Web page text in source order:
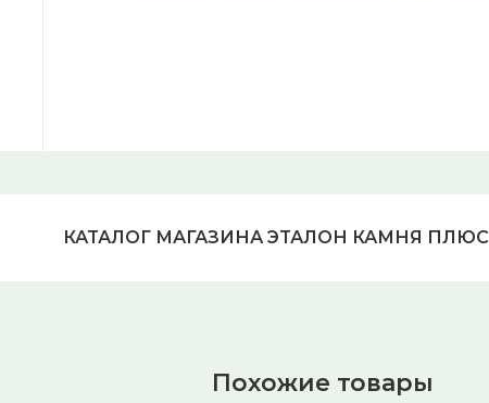
КАТАЛОГ МАГАЗИНА ЭТАЛОН КАМНЯ ПЛЮС
Похожие товары